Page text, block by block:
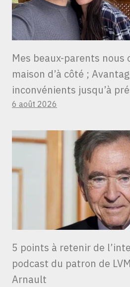
Mes beaux-parents nous
maison d’à côté ;
inconvénients jusqu’à
6 août 2026
5 points à retenir de
podcast du patron de
Arnault